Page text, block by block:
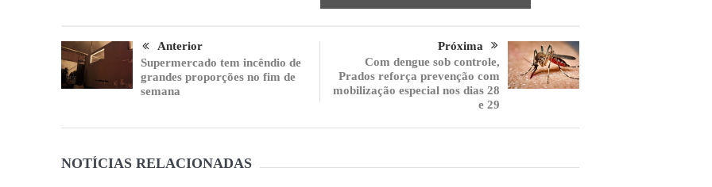
Anterior
Supermercado tem incêndio de
grandes proporções no fim de
semana
Próxima
Com dengue sob controle,
Prados reforça prevenção com
mobilização especial nos dias 28
e 29
NOTÍCIAS RELACIONADAS